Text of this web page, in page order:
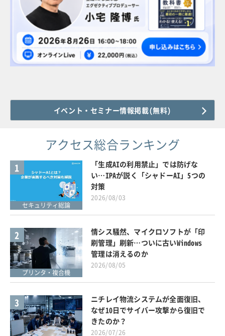
イベント・セミナー情報掲載(無料)
アクセス総合ランキング
1
セキュリティ総論
「生成AIの利用禁止」では防げな
い…IPAが説く「シャドーAI」5つの
対策
2026/08/03
2
プリンタ・複合機
情シス騒然、マイクロソフトが「印
刷管理」刷新…ついに古いWindows
管理は消えるのか
2026/08/05
3
ニチレイ物流システムが全面復旧、
なぜ10日でサイバー攻撃から復旧で
きたのか？
2026/07/26